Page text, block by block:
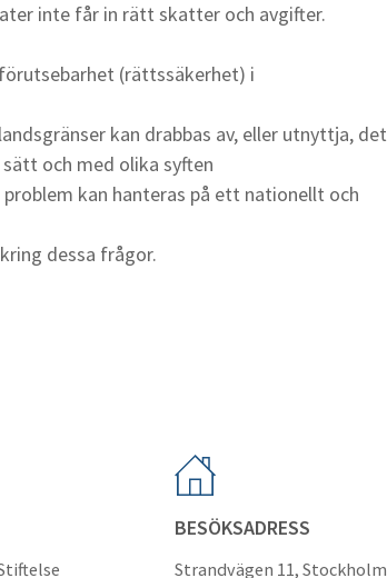
inte får in rätt skatter och avgifter.
(rättssäkerhet) i
kan drabbas av, eller utnyttja, det
och med olika syften
kan hanteras på ett nationellt och
dessa frågor.
BESÖKSADRESS
Strandvägen 11, Stockholm